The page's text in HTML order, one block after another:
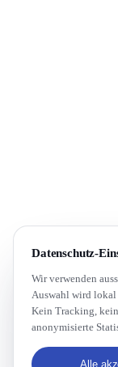
Datenschutz-
Wir verwenden
Auswahl wird lokal
Kein Tracking,
anonymisierte
Alle